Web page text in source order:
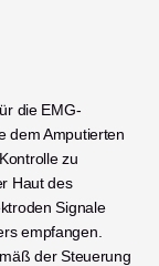
die EMG-
dem Amputierten
zu
Haut des
Signale
empfangen.
der Steuerung